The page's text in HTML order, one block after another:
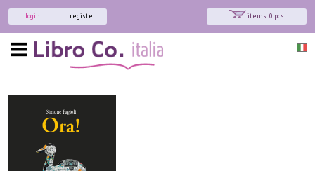
items: 0 pcs.
register
login